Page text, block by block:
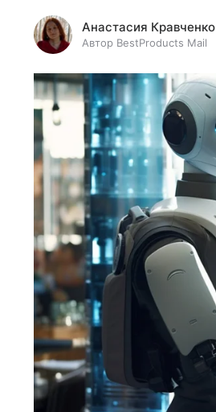
Анастасия Кравченко
Автор BestProducts Mail